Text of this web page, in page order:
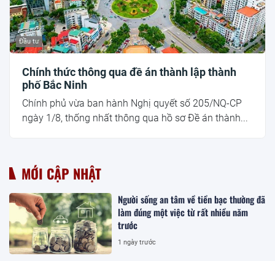
Đầu tư
Chính thức thông qua đề án thành lập thành
phố Bắc Ninh
Chính phủ vừa ban hành Nghị quyết số 205/NQ-CP
ngày 1/8, thống nhất thông qua hồ sơ Đề án thành...
MỚI CẬP NHẬT
Người sống an tâm về tiền bạc thường đã
làm đúng một việc từ rất nhiều năm
trước
1 ngày trước